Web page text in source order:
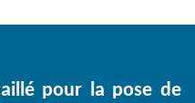
pour la pose de